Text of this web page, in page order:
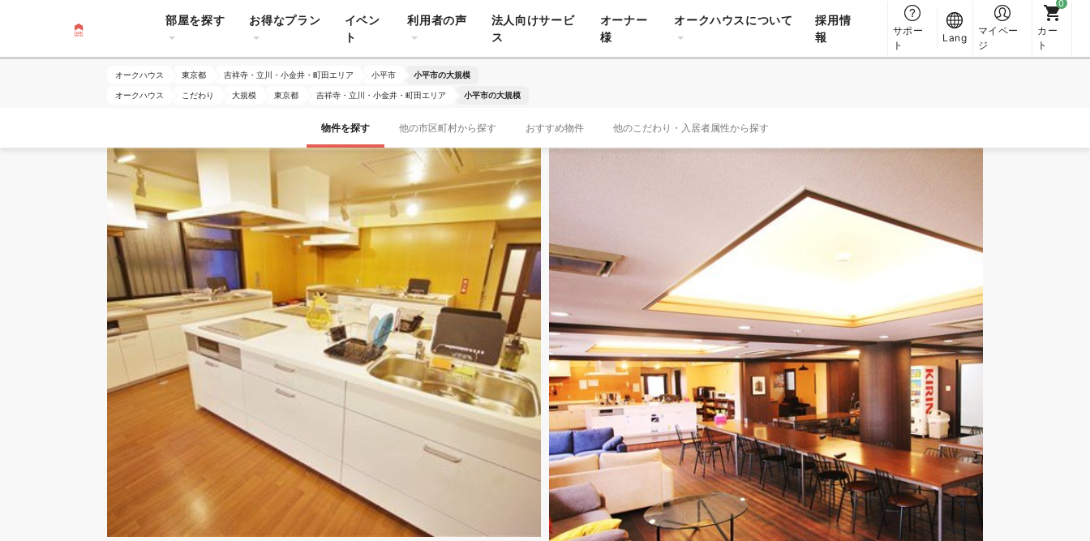
部屋を探す お得なプラン
イベン
ト
利用者の声
法人向けサービ
ス
オーナー
様
オークハウスについて
採用情
報
サポー
ト
Lang
マイペー
ジ
カー
ト
オークハウス 東京都 吉祥寺・立川・小金井・町田エリア 小平市 小平市の大規模
オークハウス こだわり 大規模 東京都 吉祥寺・立川・小金井・町田エリア 小平市の大規模
物件を探す 他の市区町村から探す おすすめ物件 他のこだわり・入居者属性から探す